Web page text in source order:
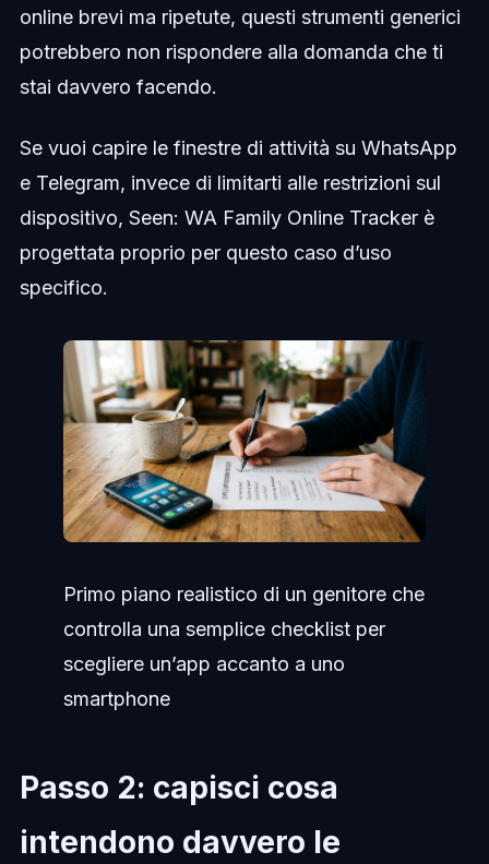
online brevi ma ripetute, questi strumenti generici
potrebbero non rispondere alla domanda che ti
stai davvero facendo.
Se vuoi capire le finestre di attività su WhatsApp
e Telegram, invece di limitarti alle restrizioni sul
dispositivo, Seen: WA Family Online Tracker è
progettata proprio per questo caso d’uso
specifico.
Primo piano realistico di un genitore che
controlla una semplice checklist per
scegliere un’app accanto a uno
smartphone
Passo 2: capisci cosa
intendono davvero le